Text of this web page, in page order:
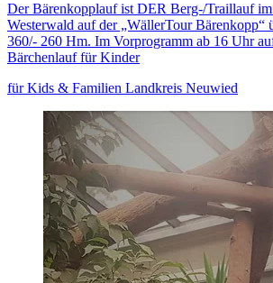
Der Bärenkopplauf ist DER Berg-/Traillauf
Westerwald auf der „WällerTour Bärenkopp“
360/- 260 Hm. Im Vorprogramm ab 16 Uhr
Bärchenlauf für Kinder
für Kids & Familien Landkreis Neuwied